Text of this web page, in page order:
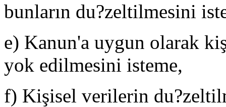
bunların du?zeltilmesini
e) Kanun'a uygun olarak
yok edilmesini isteme,
f) Kişisel verilerin